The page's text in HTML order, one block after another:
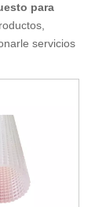
para
servicios